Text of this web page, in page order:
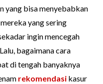
yang bisa menyebabkan
yang sering
ingin mencegah
bagaimana cara
di tengah banyaknya
rekomendasi kasur